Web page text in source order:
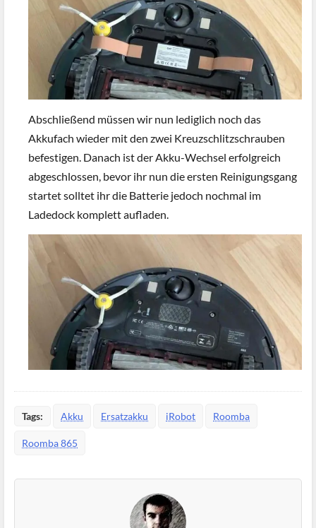
Abschließend müssen wir nun lediglich noch das
Akkufach wieder mit den zwei Kreuzschlitzschrauben
befestigen. Danach ist der Akku-Wechsel erfolgreich
abgeschlossen, bevor ihr nun die ersten Reinigungsgang
startet solltet ihr die Batterie jedoch nochmal im
Ladedock komplett aufladen.
Tags: Akku Ersatzakku iRobot Roomba
Roomba 865